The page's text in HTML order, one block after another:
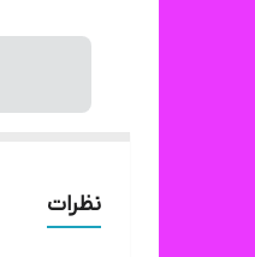
نظرات